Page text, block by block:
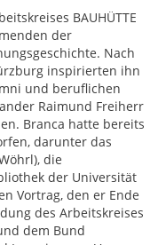
BAUHÜTTE
der
Nach
inspirierten ihn
und beruflichen
Raimund Freiherr
Branca hatte bereits
darunter das
die
der Universität
Vortrag, den er Ende
des Arbeitskreises
dem Bund